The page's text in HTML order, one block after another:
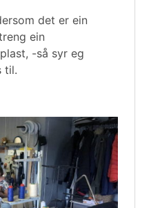
det er ein
ein
-så syr eg
til.